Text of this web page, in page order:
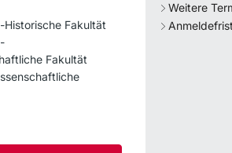
Historische Fakultät
Fakultät
Weitere